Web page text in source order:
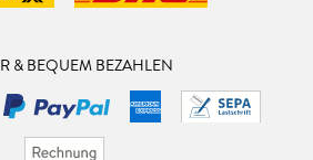
& BEQUEM BEZAHLEN